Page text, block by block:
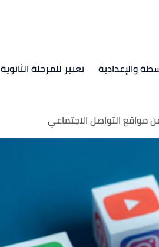
والإعدادية تعبير للمرحلة الثانوية
مواقع التواصل الاجتماعي